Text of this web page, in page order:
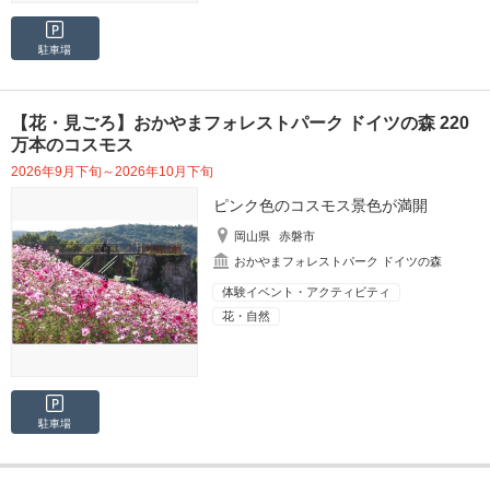
駐車場
【花・見ごろ】おかやまフォレストパーク ドイツの森 220
万本のコスモス
2026年9月下旬～2026年10月下旬
ピンク色のコスモス景色が満開
岡山県
赤磐市
おかやまフォレストパーク ドイツの森
体験イベント・アクティビティ
花・自然
駐車場